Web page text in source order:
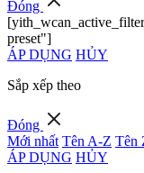
Đóng
preset"]
ÁP DỤNG HỦY
Sắp xếp theo
Đóng
Mới nhất Tên A-Z Tên
ÁP DỤNG HỦY